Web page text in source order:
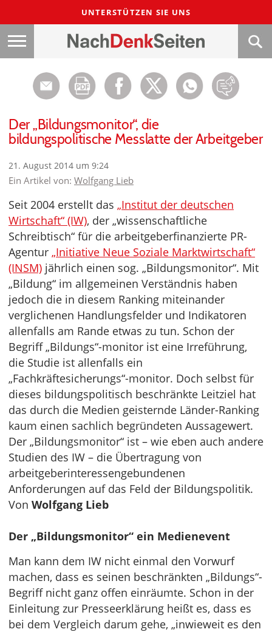
UNTERSTÜTZEN SIE UNS
Der „Bildungsmonitor“, die
bildungspolitische Messlatte der Arbeitgeber
21. August 2014 um 9:24
Ein Artikel von: Wolfgang Lieb
Seit 2004 erstellt das „Institut der deutschen
Wirtschaft“ (IW), der „wissenschaftliche
Schreibtisch“ für die arbeitgeberfinanzierte PR-
Agentur „Initiative Neue Soziale Marktwirtschaft“
(INSM) jährlich einen sog. „Bildungsmonitor“. Mit
„Bildung“ im allgemeinen Verständnis haben
jedoch die in diesem Ranking miteinander
verglichenen Handlungsfelder und Indikatoren
allenfalls am Rande etwas zu tun. Schon der
Begriff „Bildungs“-monitor ist eine Irreführung,
die Studie ist allenfalls ein
„Fachkräftesicherungs“-monitor. Doch selbst für
dieses bildungspolitisch beschränkte Leitziel hat
das durch die Medien geisternde Länder-Ranking
kaum einen sachlich begründeten Aussagewert.
Der „Bildungsmonitor“ ist – wie eben auch andere
Studien des IW – die Übertragung von
arbeitgeberinteressengebundenen
Anforderungen auf das Feld der Bildungspolitik.
Von Wolfgang Lieb
Der „Bildungsmonitor“ ein Medienevent
Man kann dem IW nicht einmal den Vorwurf
machen, dass es seinen beschränkten „Bildungs“-
Begriff nicht ganz offen einräumte. Schon in der
Einleitung zur Presseerklärung heißt es, dass es
bei dem Vergleich darum gehe, „inwieweit es den